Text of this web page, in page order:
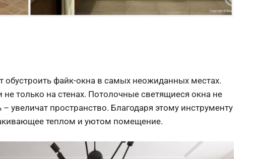
обустроить файк-окна в самых неожиданных местах.
только на стенах. Потолочные светящиеся окна не
пространство. Благодаря этому инструменту
теплом и уютом помещение.